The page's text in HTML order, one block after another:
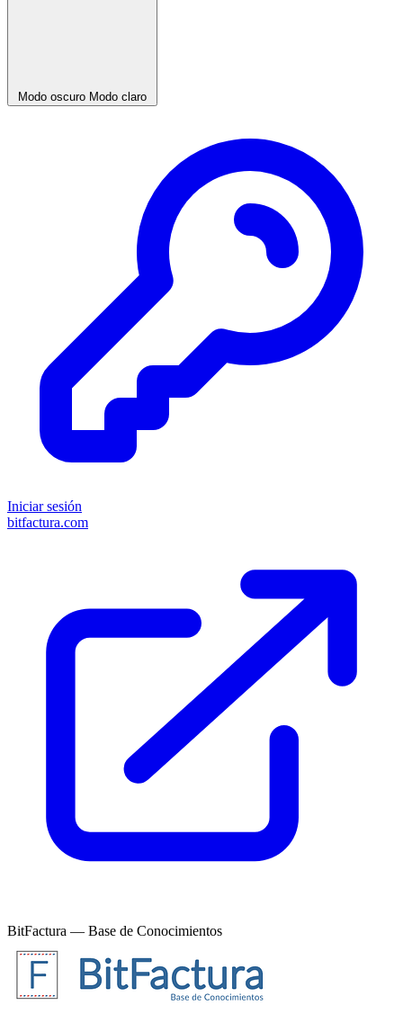
Modo oscuro Modo claro
Iniciar sesión
bitfactura.com
BitFactura — Base de Conocimientos